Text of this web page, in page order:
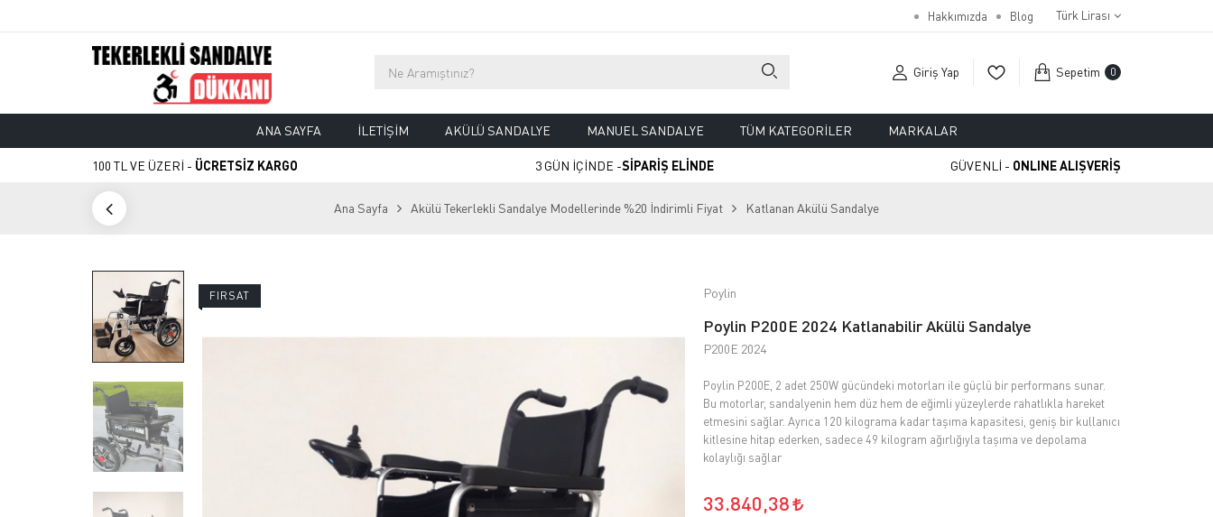
Hakkımızda Blog Türk Lirası
Giriş Yap Sepetim 0
ANA SAYFA İLETIŞIM AKÜLÜ SANDALYE MANUEL SANDALYE TÜM KATEGORILER MARKALAR
100 TL VE ÜZERİ - ÜCRETSİZ KARGO 3 GÜN İÇİNDE -SİPARİŞ ELİNDE GÜVENLİ - ONLINE ALIŞVERİŞ
Ana Sayfa Akülü Tekerlekli Sandalye Modellerinde %20 İndirimli Fiyat Katlanan Akülü Sandalye
FIRSAT Poylin
Poylin P200E 2024 Katlanabilir Akülü Sandalye
P200E 2024
Poylin P200E, 2 adet 250W gücündeki motorları ile güçlü bir performans sunar.
Bu motorlar, sandalyenin hem düz hem de eğimli yüzeylerde rahatlıkla hareket
etmesini sağlar. Ayrıca 120 kilograma kadar taşıma kapasitesi, geniş bir kullanıcı
kitlesine hitap ederken, sadece 49 kilogram ağırlığıyla taşıma ve depolama
kolaylığı sağlar
33.840,38